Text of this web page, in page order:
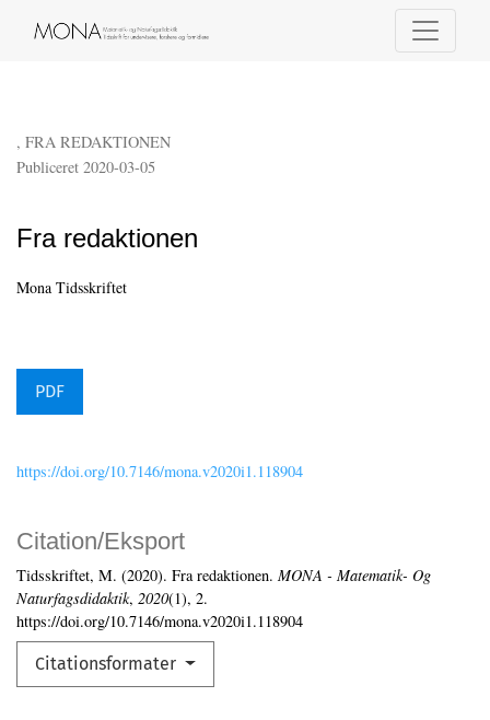
, FRA REDAKTIONEN
Fra redaktionen
Publiceret 2020-03-05
Mona Tidsskriftet
PDF
Citation/Eksport
Tidsskriftet, M. (2020). Fra redaktionen. MONA - Matematik- Og
Naturfagsdidaktik, 2020(1), 2.
https://doi.org/10.7146/mona.v2020i1.118904
Citationsformater
https://doi.org/10.7146/mona.v2020i1.118904